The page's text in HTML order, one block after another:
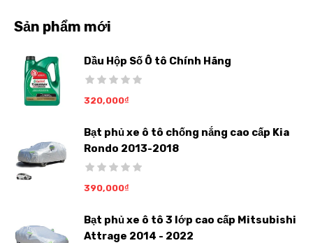
Sản phẩm mới
Dầu Hộp Số Ô tô Chính Hãng
320,000₫
Bạt phủ xe ô tô chống nắng cao cấp Kia
Rondo 2013-2018
390,000₫
Bạt phủ xe ô tô 3 lớp cao cấp Mitsubishi
Attrage 2014 - 2022